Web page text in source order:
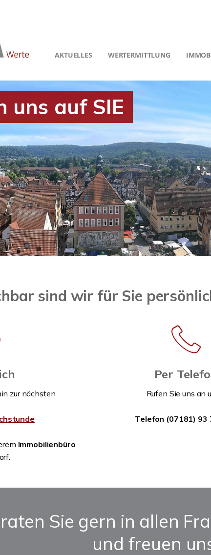
AKTUELLES WERTERMITTLUNG
uns auf SIE
sind wir für Sie
zur nächsten
Immobilienbüro
Per
Rufen Sie uns an
Telefon (07181) 93
Sie gern in allen
und freuen